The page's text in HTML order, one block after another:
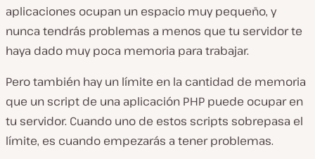
aplicaciones ocupan un espacio muy pequeño, y
nunca tendrás problemas a menos que tu servidor te
haya dado muy poca memoria para trabajar.
Pero también hay un límite en la cantidad de memoria
que un script de una aplicación PHP puede ocupar en
tu servidor. Cuando uno de estos scripts sobrepasa el
límite, es cuando empezarás a tener problemas.